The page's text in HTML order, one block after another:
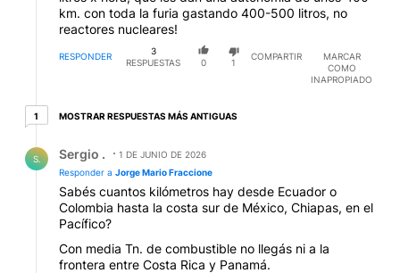
km. con toda la furia gastando 400-500 litros, no
reactores nucleares!
RESPONDER
3
RESPUESTAS
0 1
COMPARTIR
MARCAR
COMO
INAPROPIADO
11 respuesta más antiguas
MOSTRAR RESPUESTAS MÁS ANTIGUAS
S. Sergio .
1 DE JUNIO DE 2026
Responder a Jorge Mario Fraccione
Sabés cuantos kilómetros hay desde Ecuador o
Colombia hasta la costa sur de México, Chiapas, en el
Pacífico?
Con media Tn. de combustible no llegás ni a la
frontera entre Costa Rica y Panamá.